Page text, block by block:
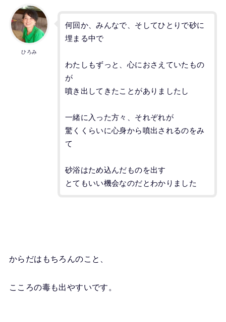
ひろみ
何回か、みんなで、そしてひとりで砂に
埋まる中で
わたしもずっと、心におさえていたもの
が
噴き出してきたことがありましたし
一緒に入った方々、それぞれが
驚くくらいに心身から噴出されるのをみ
て
砂浴はため込んだものを出す
とてもいい機会なのだとわかりました
からだはもちろんのこと、
こころの毒も出やすいです。